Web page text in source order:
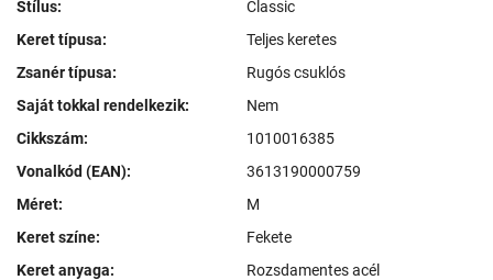
Stílus:
Classic
Keret típusa:
Teljes keretes
Zsanér típusa:
Rugós csuklós
Saját tokkal rendelkezik:
Nem
Cikkszám:
1010016385
Vonalkód (EAN):
3613190000759
Méret:
M
Keret színe:
Fekete
Keret anyaga:
Rozsdamentes acél